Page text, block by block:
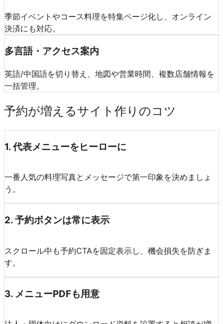
季節イベントやコース料理を特集ページ化し、オンライン
決済にも対応。
多言語・アクセス案内
英語/中国語を切り替え、地図や営業時間、複数店舗情報を
一括管理。
予約が増えるサイト作りのコツ
1.代表メニューをヒーローに
一番人気の料理写真とメッセージで第一印象を決めましょ
う。
2.予約ボタンは常に表示
スクロール中も予約CTAを固定表示し、機会損失を防ぎま
す。
3. メニューPDFも用意